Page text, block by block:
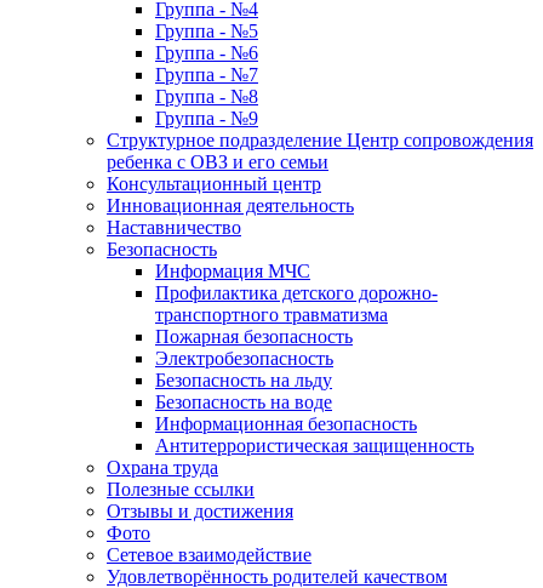
Группа - №4
Группа - №5
Группа - №6
Группа - №7
Группа - №8
Группа - №9
Структурное подразделение Центр сопровождения
ребенка с ОВЗ и его семьи
Консультационный центр
Инновационная деятельность
Наставничество
Безопасность
Информация МЧС
Профилактика детского дорожно-
транспортного травматизма
Пожарная безопасность
Электробезопасность
Безопасность на льду
Безопасность на воде
Информационная безопасность
Антитеррористическая защищенность
Охрана труда
Полезные ссылки
Отзывы и достижения
Фото
Сетевое взаимодействие
Удовлетворённость родителей качеством